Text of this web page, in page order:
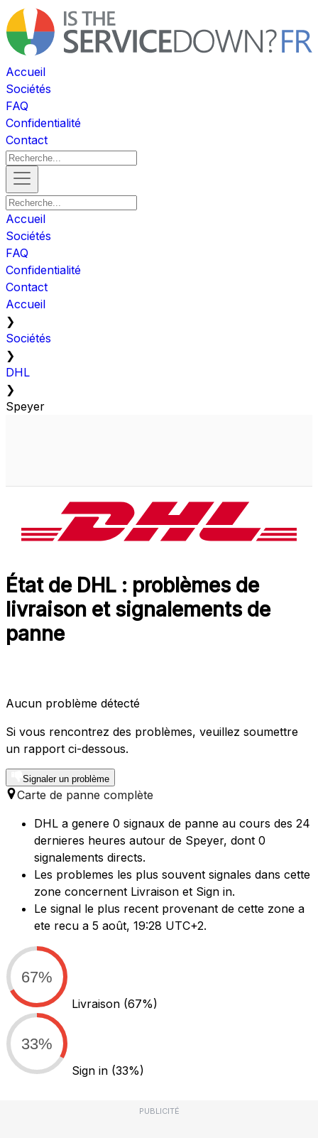
Accueil
Sociétés
FAQ
Confidentialité
Contact
Accueil
Sociétés
FAQ
Confidentialité
Contact
Accueil
❯
Sociétés
❯
DHL
❯
Speyer
État de DHL : problèmes de
livraison et signalements de
panne
Aucun problème détecté
Si vous rencontrez des problèmes, veuillez soumettre
un rapport ci-dessous.
Signaler un problème
Carte de panne complète
DHL a genere 0 signaux de panne au cours des 24
dernieres heures autour de Speyer, dont 0
signalements directs.
Les problemes les plus souvent signales dans cette
zone concernent Livraison et Sign in.
Le signal le plus recent provenant de cette zone a
ete recu a 5 août, 19:28 UTC+2.
67%
Livraison (67%)
33%
Sign in (33%)
PUBLICITÉ